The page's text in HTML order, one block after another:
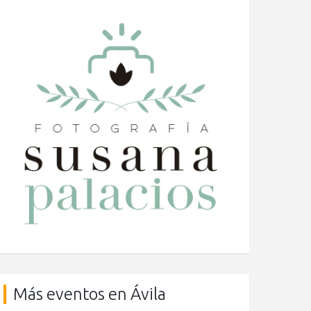
Más eventos en Ávila